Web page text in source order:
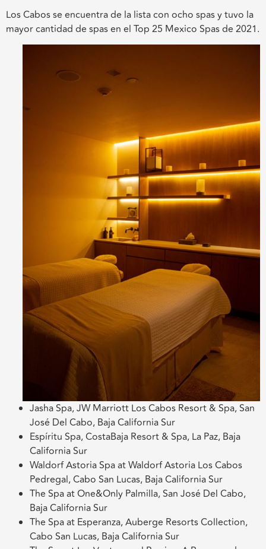
Los Cabos se encuentra de la lista con ocho spas y tuvo la
mayor cantidad de spas en el Top 25 Mexico Spas de 2021.
Jasha Spa, JW Marriott Los Cabos Resort & Spa, San
José Del Cabo, Baja California Sur
Espíritu Spa, CostaBaja Resort & Spa, La Paz, Baja
California Sur
Waldorf Astoria Spa at Waldorf Astoria Los Cabos
Pedregal, Cabo San Lucas, Baja California Sur
The Spa at One&Only Palmilla, San José Del Cabo,
Baja California Sur
The Spa at Esperanza, Auberge Resorts Collection,
Cabo San Lucas, Baja California Sur